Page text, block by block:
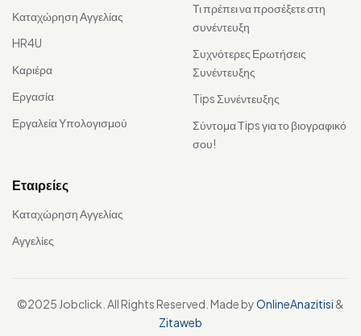
Καταχώρηση Αγγελίας
HR4U
Καριέρα
Εργασία
Εργαλεία Υπολογισμού
Τι πρέπει να προσέξετε στη
συνέντευξη
Συχνότερες Ερωτήσεις
Συνέντευξης
Tips Συνέντευξης
Σύντομα Τips για το βιογραφικό
σου!
Εταιρείες
Καταχώρηση Αγγελίας
Αγγελίες
©2025 Jobclick. All Rights Reserved. Made byOnlineAnazitisi &
Zitaweb